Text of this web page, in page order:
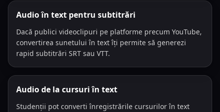
Audio în text pentru subtitrări
Dacă publici videoclipuri pe platforme precum YouTube,
convertirea sunetului în text îți permite să generezi
rapid subtitrări SRT sau VTT.
Audio de la cursuri în text
Studenții pot converti înregistrările cursurilor în text